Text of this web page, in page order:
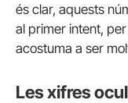
és clar, aquests
al primer intent,
acostuma a ser
Les xifres